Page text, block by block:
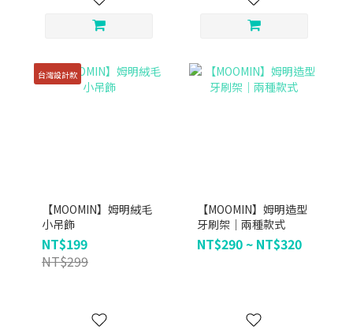
台灣設計款
【MOOMIN】姆明絨毛
小吊飾
NT$199
NT$299
【MOOMIN】姆明造型
牙刷架｜兩種款式
NT$290 ~ NT$320